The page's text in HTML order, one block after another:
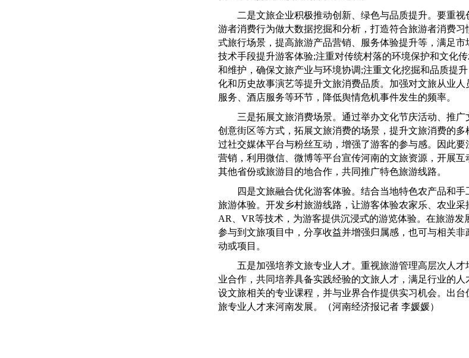
二是文旅企业积极推动创新、绿色与品质提升。要重视
游者消费行为做大数据挖掘和分析，打造符合旅游者消费
式旅行场景，提高旅游产品营销、服务体验提升等，满足
技术手段提升游客体验;注重对传统村落的环境保护和文化
和维护，确保文旅产业与环境协调;注重文化挖掘和品质提
化和历史故事演艺等提升文旅消费品质。加强对文旅从业
服务、酒店服务等环节，降低舆情危机事件发生的频率。
三是拓展文旅消费场景。通过举办文化节庆活动、推广
创意街区等方式，拓展文旅消费的场景，提升文旅消费的多
过社交媒体平台与粉丝互动，增强了游客的参与感。因此
营销，利用微信、微博等平台宣传河南的文旅资源，开展
其他省份或旅游目的地合作，共同推广特色旅游线路。
四是文旅融合优化游客体验。结合当地特色农产品和手
旅游体验。开发乡村旅游线路，让游客体验农家乐、农业采
AR、VR等技术，为游客提供沉浸式的游览体验。在旅游发
参与到文旅项目中，分享收益并增强归属感，也可与相关
动或项目。
五是加强培养文旅专业人才。重视旅游管理高层次人才
业合作，共同培养具备实践经验的文旅人才，满足行业的
设文旅相关的专业课程，并与业界合作提供实习机会。出
旅专业人才来河南发展。（河南经济报记者 李媛媛）